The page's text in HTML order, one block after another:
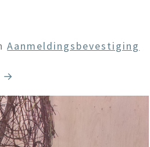
Aanmeldingsbevestiging
→